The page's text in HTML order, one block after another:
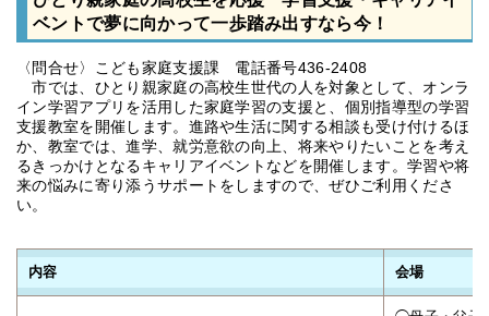
ベントで夢に向かって一歩踏み出すなら今！
〈問合せ〉こども家庭支援課 電話番号436-2408
市では、ひとり親家庭の高校生世代の人を対象として、オンラ
イン学習アプリを活用した家庭学習の支援と、個別指導型の学習
支援教室を開催します。進路や生活に関する相談も受け付けるほ
か、教室では、進学、就労意欲の向上、将来やりたいことを考え
るきっかけとなるキャリアイベントなどを開催します。学習や将
来の悩みに寄り添うサポートをしますので、ぜひご利用くださ
い。
内容 会場